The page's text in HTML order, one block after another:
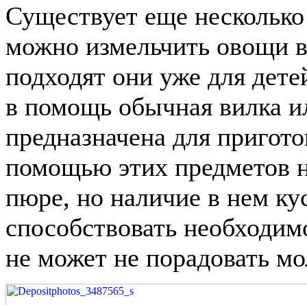
Существует еще
можно измельчить овощи
подходят они уже для
в помощь обычная вилка
предназначена для
помощью этих предметов
пюре, но наличие в нем
способствовать
не может не порадовать